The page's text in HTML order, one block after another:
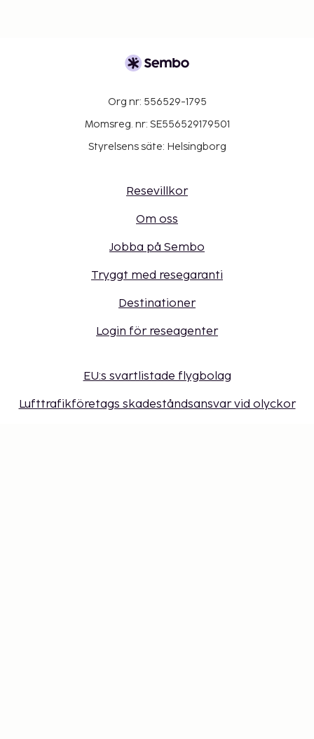
Org nr: 556529-1795
Momsreg. nr: SE556529179501
Styrelsens säte: Helsingborg
Resevillkor
Om oss
Jobba på Sembo
Tryggt med resegaranti
Destinationer
Login för reseagenter
EU:s svartlistade flygbolag
Lufttrafikföretags skadeståndsansvar vid olyckor